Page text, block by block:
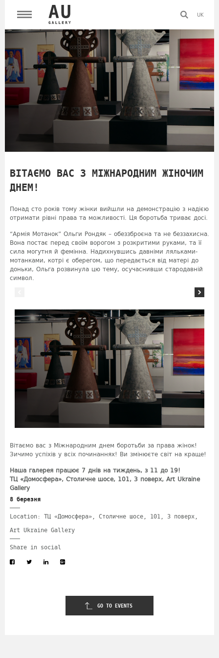
UK
ВІТАЄМО ВАС З МІЖНАРОДНИМ ЖІНОЧИМ
ДНЕМ!
Понад сто років тому жінки вийшли на демонстрацію з надією
отримати рівні права та можливості. Ця боротьба триває досі.
“Армія Мотанок” Ольги Рондяк – обеззброєна та не беззахисна.
Вона постає перед своїм ворогом з розкритими руками, та її
сила могутня й фемінна. Надихнувшись давніми ляльками-
мотанками, котрі є оберегом, що передається від матері до
доньки, Ольга розвинула цю тему, осучаснивши стародавній
символ.
Вітаємо вас з Міжнародним днем боротьби за права жінок!
Зичимо успіхів у всіх починаннях! Ви змінюєте світ на краще!
Наша галерея працює 7 днів на тиждень, з 11 до 19!
ТЦ «Домосфера», Столичне шосе, 101, 3 поверх, Art Ukraine
Gallery
8 березня
Location: ТЦ «Домосфера», Столичне шосе, 101, 3 поверх,
Art Ukraine Gallery
Share in social
GO TO EVENTS